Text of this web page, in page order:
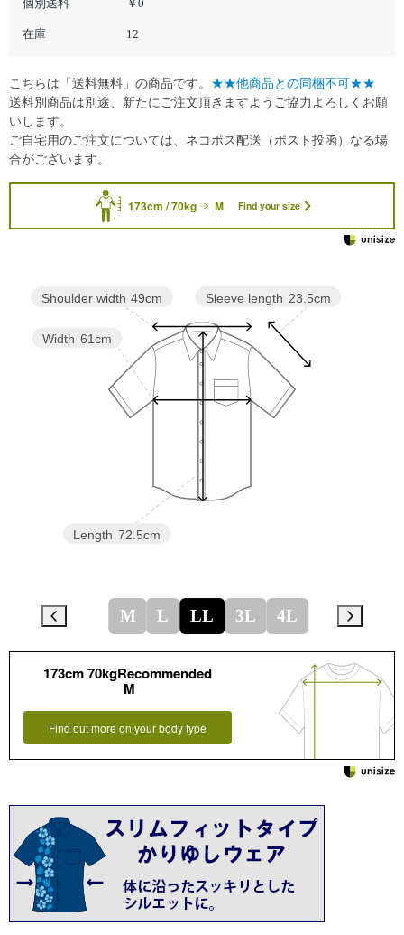
個別送料 ￥0
在庫 12
173cm / 70kg M Find your size
Sleeve length 23.5cm
Length 72.5cm
Width 61cm
Shoulder width 49cm
M L LL 3L 4L
173cm 70kgRecommended
M
Find out more on your body type
こちらは「送料無料」の商品です。 ★★他商品との同梱不可★★
送料別商品は別途、新たにご注文頂きますようご協力よろしくお願
いします。
ご自宅用のご注文については、ネコポス配送（ポスト投函）なる場
合がございます。